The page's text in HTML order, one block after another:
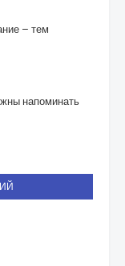
– тем
напоминать